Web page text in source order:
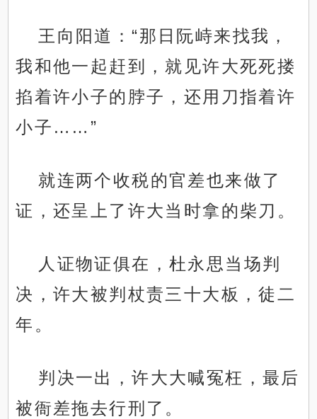
王向阳道：“那日阮峙来找我，
我和他一起赶到，就见许大死死搂
掐着许小子的脖子，还用刀指着许
小子……”
就连两个收税的官差也来做了
证，还呈上了许大当时拿的柴刀。
人证物证俱在，杜永思当场判
决，许大被判杖责三十大板，徒二
年。
判决一出，许大大喊冤枉，最后
被衙差拖去行刑了。